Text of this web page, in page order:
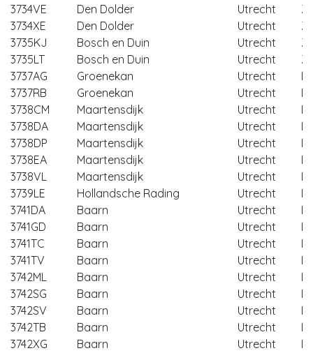
3734VE
Den Dolder Utrecht
3734XE
Den Dolder Utrecht
3735KJ
Bosch en Duin Utrecht
3735LT
Bosch en Duin Utrecht
3737AG
Groenekan Utrecht
3737RB
Groenekan Utrecht
3738CM
Maartensdijk Utrecht
3738DA
Maartensdijk Utrecht
3738DP
Maartensdijk Utrecht
3738EA
Maartensdijk Utrecht
3738VL
Maartensdijk Utrecht
3739LE
Hollandsche Rading Utrecht
3741DA
Baarn Utrecht
3741GD
Baarn Utrecht
3741TC
Baarn Utrecht
3741TV
Baarn Utrecht
3742ML
Baarn Utrecht
3742SG
Baarn Utrecht
3742SV
Baarn Utrecht
3742TB
Baarn Utrecht
3742XG
Baarn Utrecht